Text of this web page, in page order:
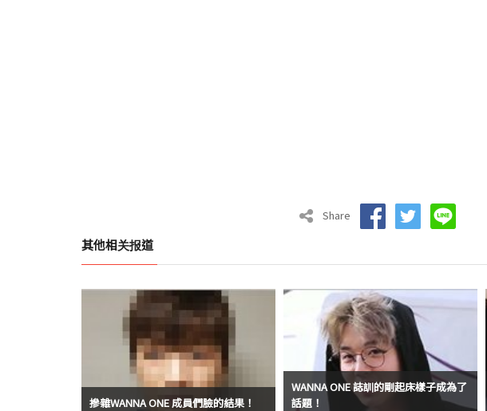
Share
其他相关报道
摻雜WANNA ONE 成員們臉的結果！
WANNA ONE 誌訓的剛起床樣子成為了
話題！